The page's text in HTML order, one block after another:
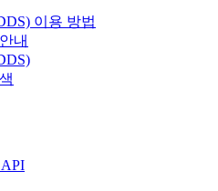
이용 방법
내